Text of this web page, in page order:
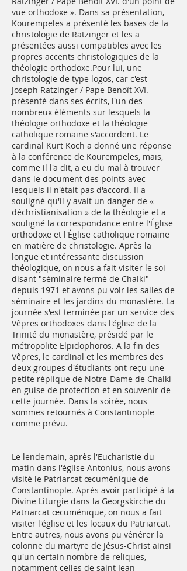
vue orthodoxe ». Dans sa présentation,
Kourempeles a présenté les bases de la
christologie de Ratzinger et les a
présentées aussi compatibles avec les
propres accents christologiques de la
théologie orthodoxe.Pour lui, une
christologie de type logos, car c'est
Joseph Ratzinger / Pape Benoît XVI.
présenté dans ses écrits, l'un des
nombreux éléments sur lesquels la
théologie orthodoxe et la théologie
catholique romaine s'accordent. Le
cardinal Kurt Koch a donné une réponse
à la conférence de Kourempeles, mais,
comme il l'a dit, a eu du mal à trouver
dans le document des points avec
lesquels il n'était pas d'accord. Il a
souligné qu'il y avait un danger de «
déchristianisation » de la théologie et a
souligné la correspondance entre l'Église
orthodoxe et l'Église catholique romaine
en matière de christologie. Après la
longue et intéressante discussion
théologique, on nous a fait visiter le soi-
disant "séminaire fermé de Chalki"
depuis 1971 et avons pu voir les salles de
séminaire et les jardins du monastère. La
journée s'est terminée par un service des
Vêpres orthodoxes dans l'église de la
Trinité du monastère, présidé par le
métropolite Elpidophoros. A la fin des
Vêpres, le cardinal et les membres des
deux groupes d'étudiants ont reçu une
petite réplique de Notre-Dame de Chalki
en guise de protection et en souvenir de
cette journée. Dans la soirée, nous
sommes retournés à Constantinople
comme prévu.
Le lendemain, après l'Eucharistie du
matin dans l'église Antonius, nous avons
visité le Patriarcat œcuménique de
Constantinople. Après avoir participé à la
Divine Liturgie dans la Georgskirche du
Patriarcat œcuménique, on nous a fait
visiter l'église et les locaux du Patriarcat.
Entre autres, nous avons pu vénérer la
colonne du martyre de Jésus-Christ ainsi
qu'un certain nombre de reliques,
notamment celles de saint Jean